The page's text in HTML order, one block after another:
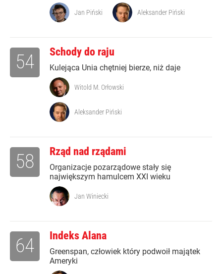
Jan Piński Aleksander Piński
Schody do raju
Kulejąca Unia chętniej bierze, niż daje
54
Witold M. Orłowski
Aleksander Piński
Rząd nad rządami
Organizacje pozarządowe stały się
największym hamulcem XXI wieku
58
Jan Winiecki
Indeks Alana
Greenspan, człowiek który podwoił majątek
Ameryki
64